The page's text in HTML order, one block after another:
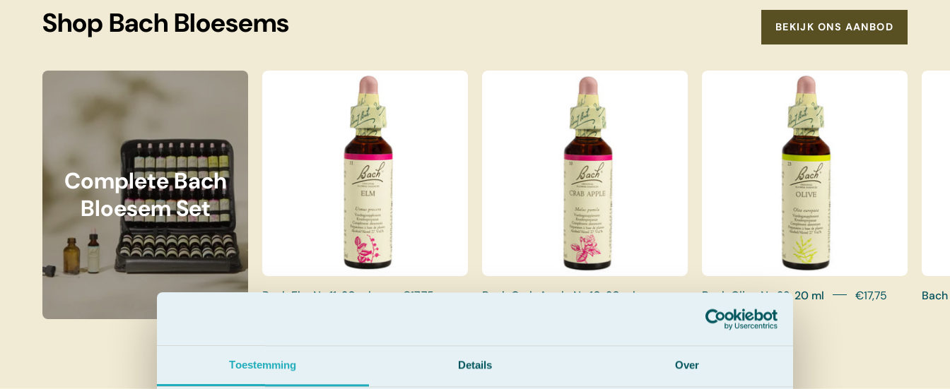
Toestemming Details Over
Shop Bach Bloesems BEKIJK ONS AANBOD
Complete Bach Bloesem Set
Complete Bach
Bloesem Set
Bach Elm Nr. 11, 20 ml
Bach Elm Nr. 11, 20 ml €17,75
Bach Crab Apple Nr. 10, 20 ml
Bach Crab Apple Nr. 10, 20 ml
Bach Olive Nr. 23, 20 ml
Bach Olive Nr. 23, 20 ml €17,75